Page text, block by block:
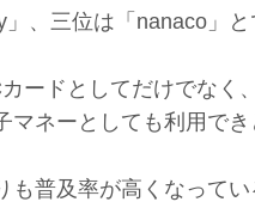
、三位は「nanaco」と
ードとしてだけでなく、
マネーとしても利用でき
も普及率が高くなって